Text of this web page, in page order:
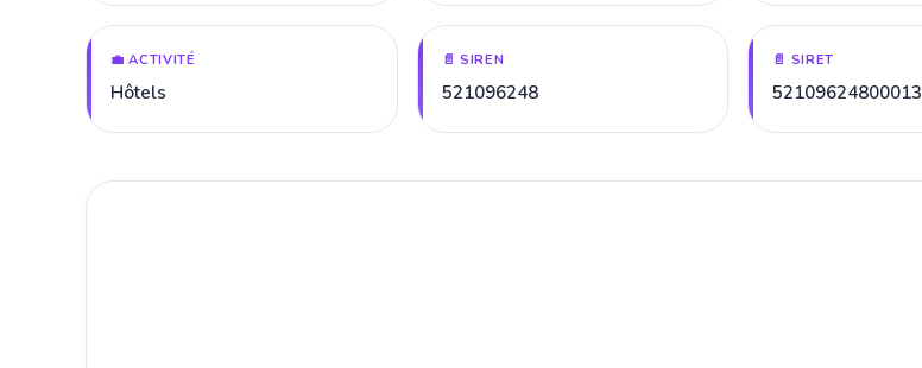
💼 ACTIVITÉ
Hôtels
📄 SIREN
521096248
📄 SIRET
52109624800013